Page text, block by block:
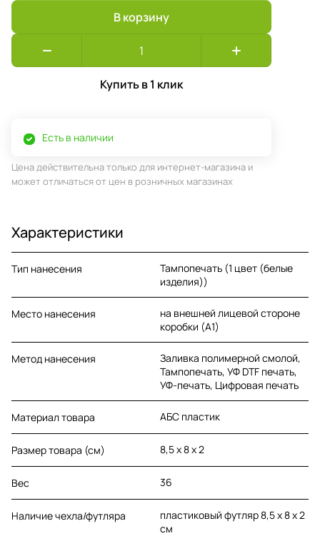
В корзину
Купить в 1 клик
Есть в наличии
Цена действительна только для интернет-магазина и
может отличаться от цен в розничных магазинах
Характеристики
Тип нанесения
Тампопечать (1 цвет (белые
изделия))
Место нанесения
на внешней лицевой стороне
коробки (A1)
Метод нанесения
Заливка полимерной смолой,
Тампопечать, УФ DTF печать,
УФ-печать, Цифровая печать
Материал товара АБС пластик
Размер товара (см) 8,5 х 8 х 2
Вес 36
Наличие чехла/футляра
пластиковый футляр 8,5 х 8 х 2
см